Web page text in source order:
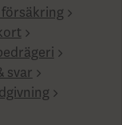
svar